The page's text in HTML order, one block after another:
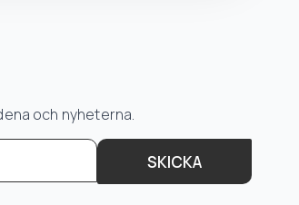
och nyheterna.
SKICKA